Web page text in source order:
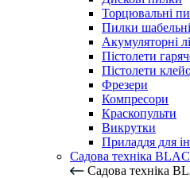
Торцювальні
Пилки шабельні
Акумуляторні
Пістолети
Пістолети
Фрезери
Компресори
Краскопульти
Викрутки
Приладдя для
Садова техніка
Садова техніка